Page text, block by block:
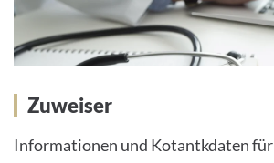
Zuweiser
Informationen und Kotantkdaten